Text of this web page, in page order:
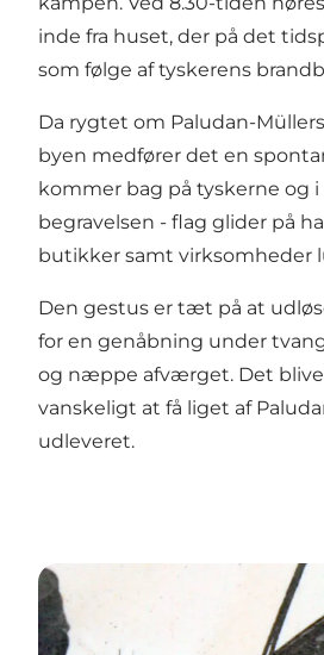
inde fra huset, der på det
som følge af tyskerens
Da rygtet om Paludan-
byen medfører det en
kommer bag på tyskerne og
begravelsen - flag glider på
butikker samt virksomheder
Den gestus er tæt på at
for en genåbning under
og næppe afværget. Det
vanskeligt at få liget af
udleveret.